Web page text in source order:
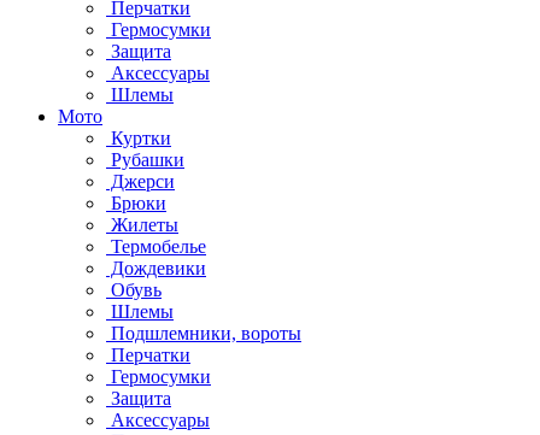
Перчатки
Гермосумки
Защита
Аксессуары
Шлемы
Мото
Куртки
Рубашки
Джерси
Брюки
Жилеты
Термобелье
Дождевики
Обувь
Шлемы
Подшлемники, вороты
Перчатки
Гермосумки
Защита
Аксессуары